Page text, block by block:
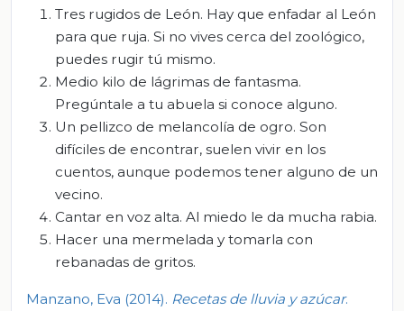
Tres rugidos de León. Hay que enfadar al León
para que ruja. Si no vives cerca del zoológico,
puedes rugir tú mismo.
Medio kilo de lágrimas de fantasma.
Pregúntale a tu abuela si conoce alguno.
Un pellizco de melancolía de ogro. Son
difíciles de encontrar, suelen vivir en los
cuentos, aunque podemos tener alguno de un
vecino.
Cantar en voz alta. Al miedo le da mucha rabia.
Hacer una mermelada y tomarla con
rebanadas de gritos.
Manzano, Eva (2014). Recetas de lluvia y azúcar.